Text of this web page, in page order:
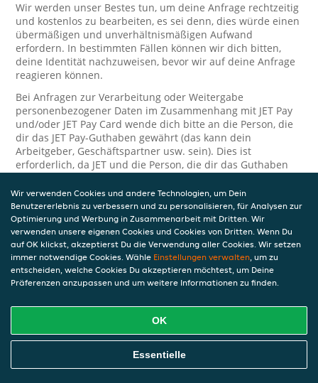
Wir werden unser Bestes tun, um deine Anfrage rechtzeitig
und kostenlos zu bearbeiten, es sei denn, dies würde einen
übermäßigen und unverhältnismäßigen Aufwand
erfordern. In bestimmten Fällen können wir dich bitten,
deine Identität nachzuweisen, bevor wir auf deine Anfrage
reagieren können.
Bei Anfragen zur Verarbeitung oder Weitergabe
personenbezogener Daten im Zusammenhang mit JET Pay
und/oder JET Pay Card wende dich bitte an die Person, die
dir das JET Pay-Guthaben gewährt (das kann dein
Arbeitgeber, Geschäftspartner usw. sein). Dies ist
erforderlich, da JET und die Person, die dir das Guthaben
und den Schutz deiner personenbezogenen Daten haben.
Solltest du weitere Fragen oder Beschwerden in Bezug auf
die Verarbeitung deiner personenbezogenen Daten haben,
kontaktieren wir dich gerne. Wir würden uns auch über
Tipps oder Vorschläge zur Verbesserung unserer Erklärung
freuen.
JET nimmt den Schutz personenbezogener Daten sehr ernst
und daher ergreifen wir angemessene Maßnahmen, um
deine personenbezogenen Daten vor Missbrauch, Verlust,
unbefugtem Zugriff, unerwünschter Offenlegung und
Wir verwenden Cookies und andere Technologien, um Dein
Benutzererlebnis zu verbessern und zu personalisieren, für Analysen zur
Optimierung und Werbung in Zusammenarbeit mit Dritten. Wir
verwenden unsere eigenen Cookies und Cookies von Dritten. Wenn Du
auf OK klickst, akzeptierst Du die Verwendung aller Cookies. Wir setzen
immer notwendige Cookies. Wähle Einstellungen verwalten, um zu
entscheiden, welche Cookies Du akzeptieren möchtest, um Deine
Präferenzen anzupassen und um weitere Informationen zu finden.
OK
Essentielle